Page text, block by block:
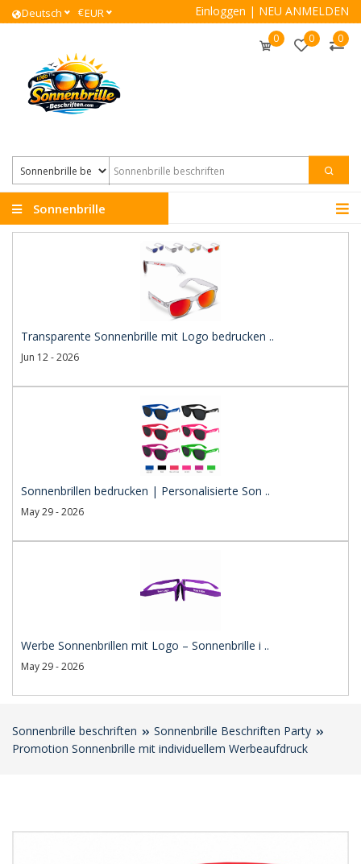
Deutsch €EUR Einloggen | NEU ANMELDEN
0 0 0
Sonnenbrille
Transparente Sonnenbrille mit Logo bedrucken ..
Jun 12 - 2026
Sonnenbrillen bedrucken | Personalisierte Son ..
May 29 - 2026
Werbe Sonnenbrillen mit Logo – Sonnenbrille i ..
May 29 - 2026
Sonnenbrille beschriften
Sonnenbrille Beschriften Party
Promotion Sonnenbrille mit individuellem Werbeaufdruck